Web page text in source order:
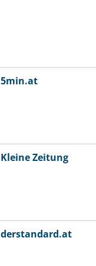
5min.at
Kleine Zeitung
derstandard.at